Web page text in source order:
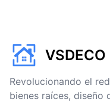
VSDECO
Revolucionando el
bienes raíces, diseño